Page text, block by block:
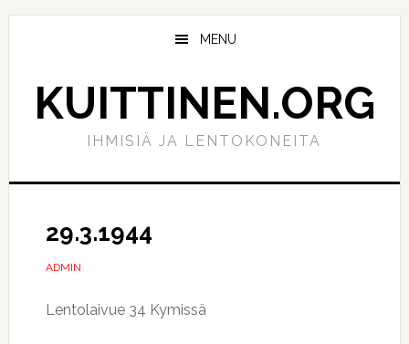
Hyppää
Hyppää
MENU
KUITTINEN.ORG
IHMISIÄ JA LENTOKONEITA
29.3.1944
ADMIN
Lentolaivue 34 Kymissä